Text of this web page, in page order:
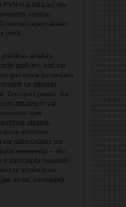
PVN maksātājam nav
vērtības
normatīvajiem aktiem
jomā.
plašākas atbalsta
gadījumi, kad var
gan inovāciju vaučeru
uz atbalstu
Grozījumi paredz, ka
atbalstiem var
spēj
atbalstu,
un attīstības
var pārliecināties par
neesamību – abu
ir savstarpēji nesaistīti
atbalstāmās
un tās savstarpēji